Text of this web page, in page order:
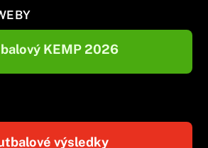
KEMP 2026
výsledky